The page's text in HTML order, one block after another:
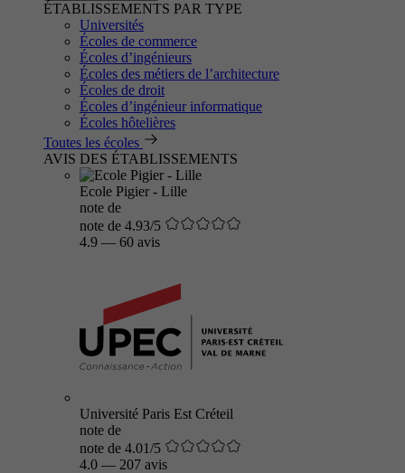
ÉTABLISSEMENTS PAR TYPE
Universités
Écoles de commerce
Écoles d’ingénieurs
Écoles des métiers de l’architecture
Écoles de droit
Écoles d’ingénieur informatique
Écoles hôtelières
Toutes les écoles
AVIS DES ÉTABLISSEMENTS
Ecole Pigier - Lille
note de
note de 4.93/5
4.9 — 60 avis
Université Paris Est Créteil
note de
note de 4.01/5
4.0 — 207 avis